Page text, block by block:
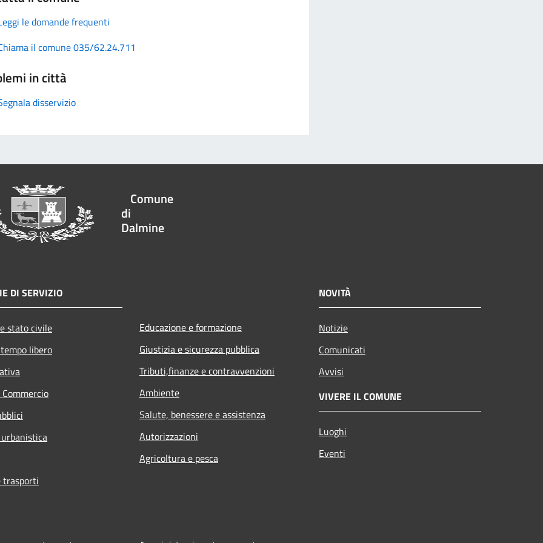
le domande frequenti
il comune 035/62.24.711
in città
disservizio
Comune
di
Dalmine
DI SERVIZIO
stato civile
libero
trasporti
Educazione e formazione
Giustizia e sicurezza pubblica
Tributi,finanze e contravvenzioni
Ambiente
Salute, benessere e assistenza
Autorizzazioni
Agricoltura e pesca
NOVITÀ
Notizie
Comunicati
Avvisi
VIVERE IL COMUNE
Luoghi
Eventi